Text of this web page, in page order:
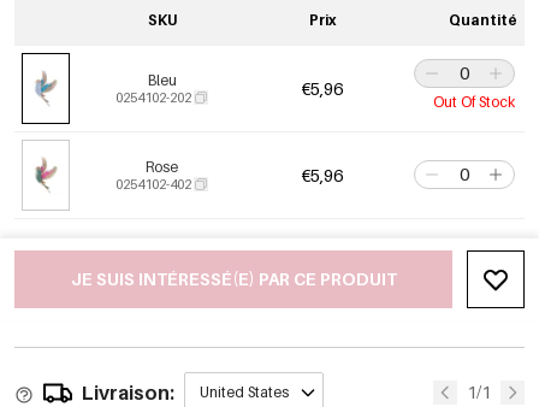
SKU Prix Quantité
Bleu
0254102-202 €5,96
Out Of Stock
Rose
0254102-402 €5,96
JE SUIS INTÉRESSÉ(E) PAR CE PRODUIT
Livraison: United States 1/1